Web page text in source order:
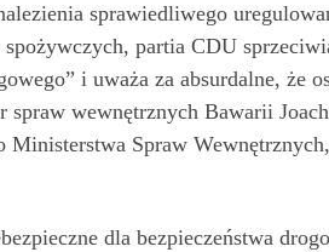
sprawiedliwego
partia CDU
i uważa za absurdalne, że
wewnętrznych Bawarii
Spraw
dla bezpieczeństwa